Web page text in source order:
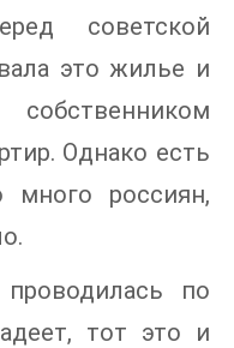
советской
это жилье и
Однако есть
много россиян,
по
тот это и